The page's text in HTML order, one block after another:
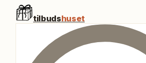
tilbudshuset